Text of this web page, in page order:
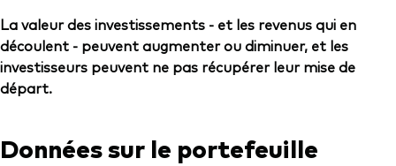
La valeur des investissements - et les revenus qui en
découlent - peuvent augmenter ou diminuer, et les
investisseurs peuvent ne pas récupérer leur mise de
départ.
Données sur le portefeuille